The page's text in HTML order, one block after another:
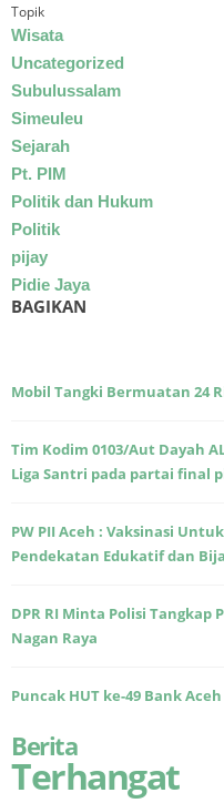
Topik
Wisata
Uncategorized
Subulussalam
Simeuleu
Sejarah
Pt. PIM
Politik dan Hukum
Politik
pijay
Pidie Jaya
BAGIKAN
Mobil Tangki Bermuatan 24
Tim Kodim 0103/Aut Dayah
Liga Santri pada partai final
PW PII Aceh : Vaksinasi
Pendekatan Edukatif dan
DPR RI Minta Polisi
Nagan Raya
Puncak HUT ke-49 Bank
Berita
Terhangat